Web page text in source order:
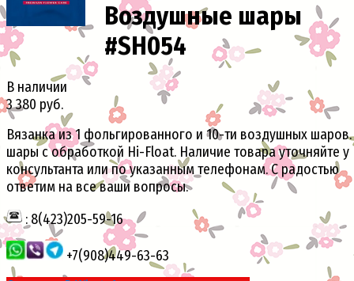
Воздушные шары
#SH054
В наличии
3 380 руб.
Вязанка из 1 фольгированного и 10-ти воздушных
шары с обработкой Hi-Float. Наличие товара уточняйте у
консультанта или по указанным телефонам. С радостью
ответим на все ваши вопросы.
: 8(423)205-59-16
+7(908)449-63-63